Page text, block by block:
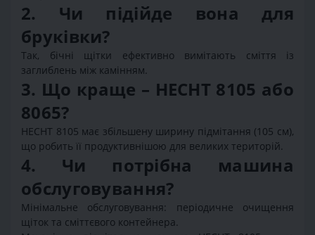
2. Чи підійде вона для
бруківки?
Так, бічні щітки ефективно вимітають сміття із
заглиблень між камінням.
3. Що краще – HECHT 8105 або
8065?
HECHT 8105 має збільшену ширину підмітання (105 см),
що робить її продуктивнішою для великих територій.
4. Чи потрібна машина
обслуговування?
Мінімальне обслуговування: періодичне очищення
щіток та сміттєвого контейнера.